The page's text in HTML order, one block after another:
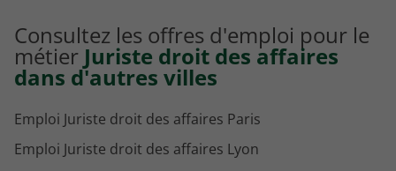
Emploi Avocat en droit social Aix-en-Provence
Consultez les offres d'emploi pour le
métier Juriste droit des affaires
dans d'autres villes
Emploi Juriste droit des affaires Paris
Emploi Juriste droit des affaires Lyon